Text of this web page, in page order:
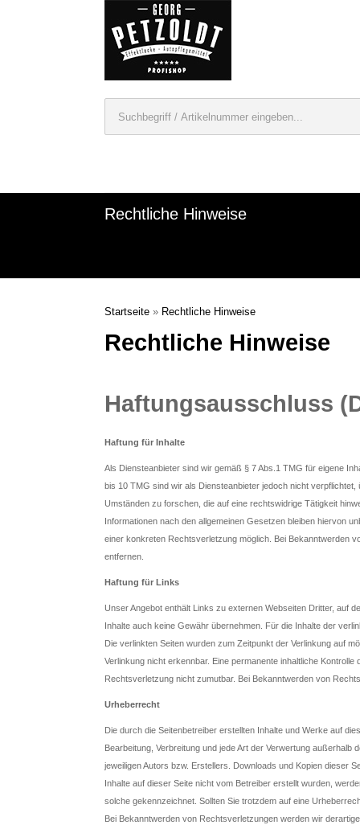
Rechtliche Hinweise
Startseite » Rechtliche Hinweise
Rechtliche Hinweise
Haftungsausschluss
Haftung für Inhalte
Als Diensteanbieter sind wir gemäß § 7 Abs.1 TMG für eigene
bis 10 TMG sind wir als Diensteanbieter jedoch nicht
Umständen zu forschen, die auf eine rechtswidrige Tätigkeit
Informationen nach den allgemeinen Gesetzen bleiben hiervon
einer konkreten Rechtsverletzung möglich. Bei Bekanntwerden
entfernen.
Haftung für Links
Unser Angebot enthält Links zu externen Webseiten Dritter, auf
Inhalte auch keine Gewähr übernehmen. Für die Inhalte der
Die verlinkten Seiten wurden zum Zeitpunkt der Verlinkung auf
Verlinkung nicht erkennbar. Eine permanente inhaltliche
Rechtsverletzung nicht zumutbar. Bei Bekanntwerden von
Urheberrecht
Die durch die Seitenbetreiber erstellten Inhalte und Werke auf
Bearbeitung, Verbreitung und jede Art der Verwertung
jeweiligen Autors bzw. Erstellers. Downloads und Kopien dieser
Inhalte auf dieser Seite nicht vom Betreiber erstellt wurden,
solche gekennzeichnet. Sollten Sie trotzdem auf eine
Bei Bekanntwerden von Rechtsverletzungen werden wir